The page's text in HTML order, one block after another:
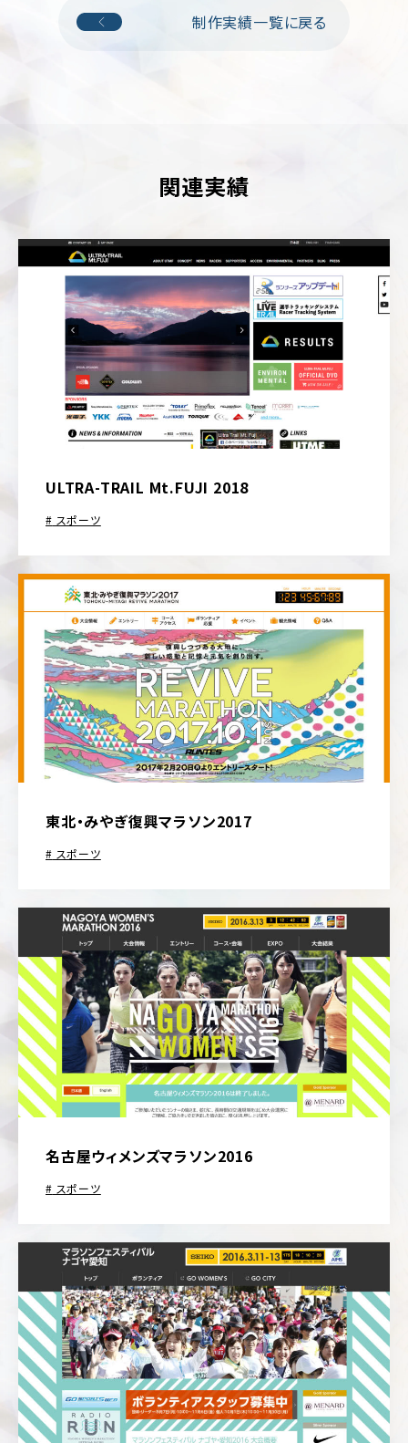
制作実績一覧に戻る
関連実績
ULTRA-TRAIL Mt.FUJI 2018
スポーツ
東北・みやぎ復興マラソン2017
スポーツ
名古屋ウィメンズマラソン2016
スポーツ